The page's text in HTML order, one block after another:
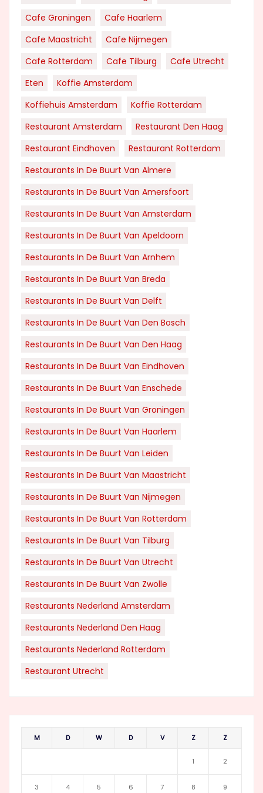
Cafe Groningen
Cafe Haarlem
Cafe Maastricht
Cafe Nijmegen
Cafe Rotterdam
Cafe Tilburg
Cafe Utrecht
Eten
Koffie Amsterdam
Koffiehuis Amsterdam
Koffie Rotterdam
Restaurant Amsterdam
Restaurant Den Haag
Restaurant Eindhoven
Restaurant Rotterdam
Restaurants In De Buurt Van Almere
Restaurants In De Buurt Van Amersfoort
Restaurants In De Buurt Van Amsterdam
Restaurants In De Buurt Van Apeldoorn
Restaurants In De Buurt Van Arnhem
Restaurants In De Buurt Van Breda
Restaurants In De Buurt Van Delft
Restaurants In De Buurt Van Den Bosch
Restaurants In De Buurt Van Den Haag
Restaurants In De Buurt Van Eindhoven
Restaurants In De Buurt Van Enschede
Restaurants In De Buurt Van Groningen
Restaurants In De Buurt Van Haarlem
Restaurants In De Buurt Van Leiden
Restaurants In De Buurt Van Maastricht
Restaurants In De Buurt Van Nijmegen
Restaurants In De Buurt Van Rotterdam
Restaurants In De Buurt Van Tilburg
Restaurants In De Buurt Van Utrecht
Restaurants In De Buurt Van Zwolle
Restaurants Nederland Amsterdam
Restaurants Nederland Den Haag
Restaurants Nederland Rotterdam
Restaurant Utrecht
M D W D V Z Z
1 2
3 4 5 6 7 8 9